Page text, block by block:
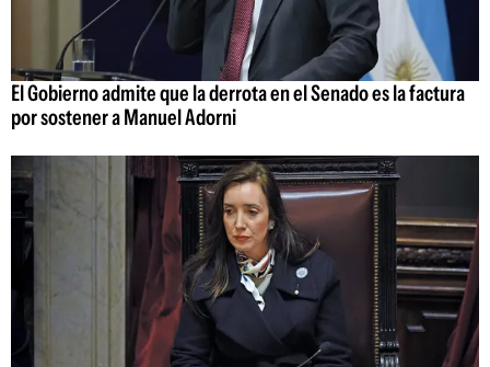
El Gobierno admite que la derrota en el Senado es la factura
por sostener a Manuel Adorni